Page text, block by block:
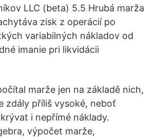
LLC (beta) 5.5 Hrubá marža
zisk z operácií po
variabilných nákladov od
imanie pri likvidácii
marže jen na základě nich,
zdály příliš vysoké, neboť
i nepřímé náklady.
výpočet marže,